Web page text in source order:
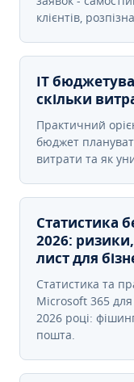
клієнтів,
IT
скільки
Практичний
бюджет
витрати та як
Статистика
2026:
лист для
Статистика та
Microsoft 365 для
2026 році:
пошта.